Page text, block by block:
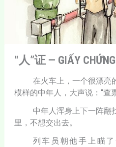
“人”证 — GIẤY
在火车上，一个很漂亮
模样的中年人，大声说：“查
中年人浑身上下一阵翻
里，不想交出去。
列车员朝他手上瞄